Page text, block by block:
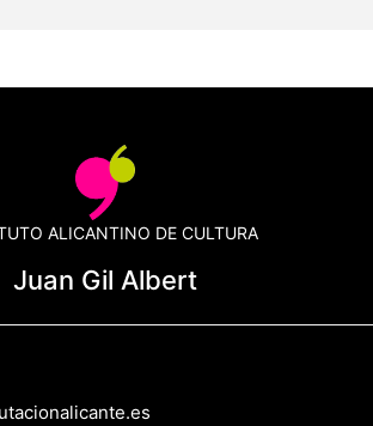
ALICANTINO DE CULTURA
Juan Gil Albert